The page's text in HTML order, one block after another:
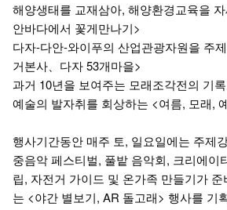
해양생태를 교재삼아, 해양환경교육을
안바다에서 꽃게만나기>
다자-다안-와이푸의 산업관광자원을 주
거본사、다자 53개마을>
과거 10년을 보여주는 모래조각전의 기
예술의 발자취를 회상하는 <여름, 모래,
행사기간동안 매주 토, 일요일에는 주제
중음악 페스티벌, 풀밭 음악회, 크리에이
립, 자전거 가이드 및 온가족 만들기가
는 <야간 별보기, AR 돌고래> 행사를 기